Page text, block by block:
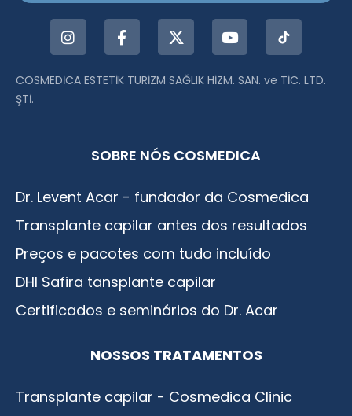
COSMEDİCA ESTETİK TURİZM SAĞLIK HİZM. SAN. ve TİC. LTD.
ŞTİ.
SOBRE NÓS COSMEDICA
Dr. Levent Acar - fundador da Cosmedica
Transplante capilar antes dos resultados
Preços e pacotes com tudo incluído
DHI Safira tansplante capilar
Certificados e seminários do Dr. Acar
NOSSOS TRATAMENTOS
Transplante capilar - Cosmedica Clinic